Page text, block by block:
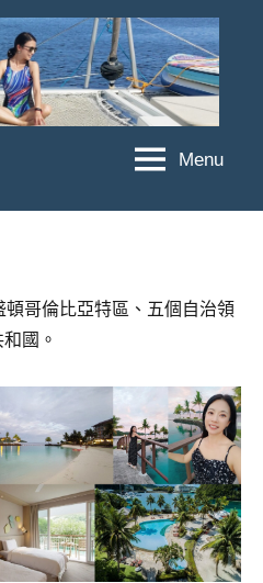
Menu
哥倫比亞特區、五個自治領
國。